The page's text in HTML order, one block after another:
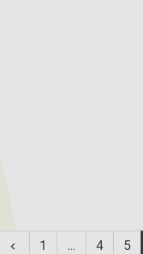
keyboard_arrow_left Précédent
1 … 4 5